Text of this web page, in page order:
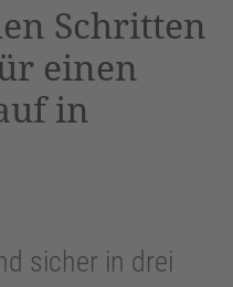
&eRecht24
Schritten
einen
in
sicher in drei